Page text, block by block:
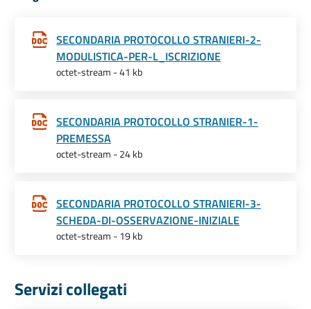
SECONDARIA PROTOCOLLO STRANIERI-2-
MODULISTICA-PER-L_ISCRIZIONE
octet-stream - 41 kb
SECONDARIA PROTOCOLLO STRANIER-1-
PREMESSA
octet-stream - 24 kb
SECONDARIA PROTOCOLLO STRANIERI-3-
SCHEDA-DI-OSSERVAZIONE-INIZIALE
octet-stream - 19 kb
Servizi collegati